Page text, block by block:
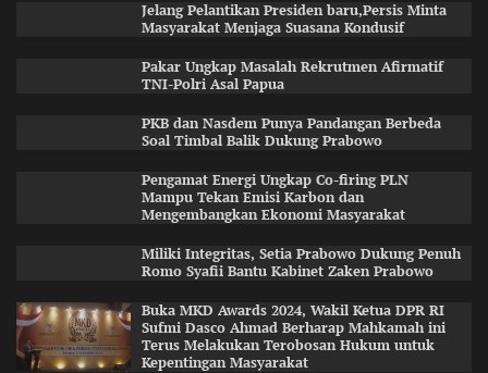
Jelang Pelantikan Presiden baru,Persis Minta
Masyarakat Menjaga Suasana Kondusif
Pakar Ungkap Masalah Rekrutmen Afirmatif
TNI-Polri Asal Papua
PKB dan Nasdem Punya Pandangan Berbeda
Soal Timbal Balik Dukung Prabowo
Pengamat Energi Ungkap Co-firing PLN
Mampu Tekan Emisi Karbon dan
Mengembangkan Ekonomi Masyarakat
Miliki Integritas, Setia Prabowo Dukung Penuh
Romo Syafii Bantu Kabinet Zaken Prabowo
Buka MKD Awards 2024, Wakil Ketua DPR RI
Sufmi Dasco Ahmad Berharap Mahkamah ini
Terus Melakukan Terobosan Hukum untuk
Kepentingan Masyarakat